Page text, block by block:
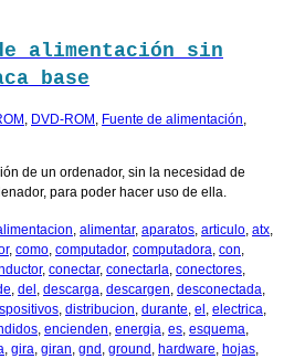
alimentación sin
base
, DVD-ROM , Fuente de alimentación,
de un ordenador, sin la necesidad de
para poder hacer uso de ella.
, alimentar, aparatos, articulo, atx,
, como, computador, computadora, con,
, conectar, conectarla, conectores,
, del , descarga, descargen, desconectada,
, distribucion, durante, el , electrica,
, encienden, energia, es, esquema,
, gira, giran, gnd , ground , hardware, hojas,